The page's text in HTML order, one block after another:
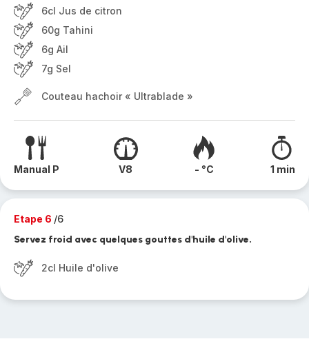
6cl Jus de citron
60g Tahini
6g Ail
7g Sel
Couteau hachoir « Ultrablade »
Manual P V8 - °C 1 min
Etape 6 /6
Servez froid avec quelques gouttes d'huile d'olive.
2cl Huile d'olive